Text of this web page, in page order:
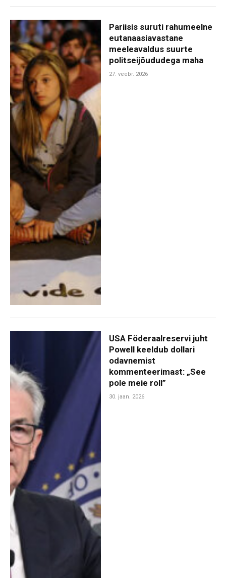
Pariisis suruti rahumeelne
eutanaasiavastane
meeleavaldus suurte
politseijõududega maha
27. veebr. 2026
USA Föderaalreservi juht
Powell keeldub dollari
odavnemist
kommenteerimast: „See
pole meie roll”
30. jaan. 2026